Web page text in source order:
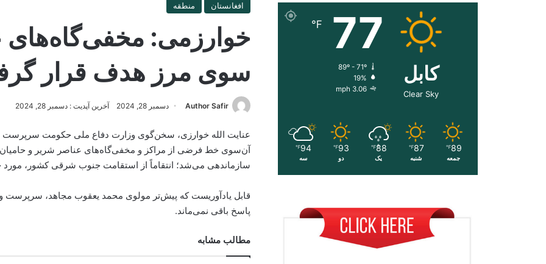
افغانستان منطقه
خوارزمی: مخفی‌گاه‌های
سوی مرز هدف قرار
Author Safir دسمبر 28, 2024 آخرین آپدیت : دسمبر 28, 2024
عنایت الله خوارزی، سخن‌گوی وزارت دفاع ملی حکومت سرپرست
آن‌سوی خط فرضی از مراکز و مخفی‌گاه‌های عناصر شریر و حامیان
سازماندهی می‌شد؛ انتقاماً از استقامت جنوب شرقی کشور، مورد
قابل یاد‌آوریست که پیش‌تر مولوی محمد یعقوب مجاهد، سرپرست
پاسخ باقی نمی‌ماند.
مطالب مشابه
کابل
Clear Sky
77
℉
89º - 71º
19%
3.06 mph
89
℉
جمعه
87
℉
شنبه
88
℉
یک
93
℉
دو
94
℉
سه